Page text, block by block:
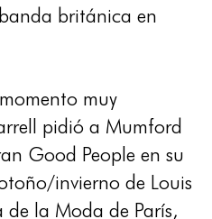
británica en
muy
pidió a Mumford
Good People en su
invierno de Louis
la Moda de París,